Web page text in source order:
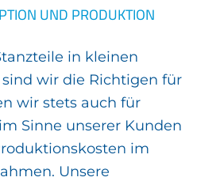
UND PRODUKTION
in kleinen
wir die Richtigen für
wir stets auch für
Sinne unserer Kunden
im
Unsere